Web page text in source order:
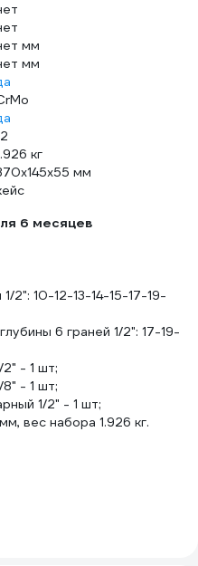
мм
мм
кг
мм
6 месяцев
2": 10-12-13-14-15-17-19-
6 граней 1/2": 17-19-
- 1 шт;
- 1 шт;
1/2" - 1 шт;
вес набора 1.926 кг.